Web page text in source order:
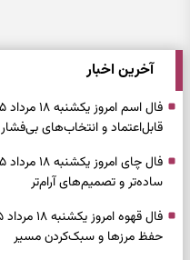
آخرین اخبار
قابل‌اعتماد و انتخاب‌های بی‌فشار
ساده‌تر و تصمیم‌های آرام‌تر
حفظ مرزها و سبک‌کردن مسیر